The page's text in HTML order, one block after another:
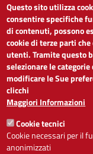
LINK UTILI
Dichiarazione di
Obiettivi di accessibilità
Segnalaci problemi di
Note legali
Privacy
Accesso riservato
ACCESSIBILITÀ
Questo sito utilizza
consentire specifiche
di contenuti, possono
cookie di terze parti
utenti. Tramite questo
selezionare le
modificare le Sue
clicchi
Maggiori Informazioni
Cookie tecnici
Cookie necessari per il
anonimizzati